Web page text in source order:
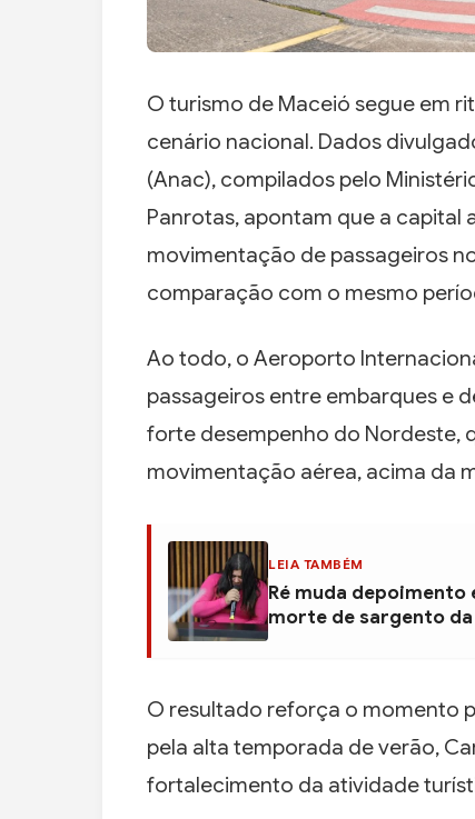
O turismo de Maceió segue em
cenário nacional. Dados
(Anac), compilados pelo
Panrotas, apontam que a capital
movimentação de passageiros
comparação com o mesmo
Ao todo, o Aeroporto
passageiros entre embarques e
forte desempenho do Nordeste,
movimentação aérea, acima da
LEIA TAMBÉM
Ré muda
morte de sargento da
O resultado reforça o momento
pela alta temporada de verão,
fortalecimento da atividade